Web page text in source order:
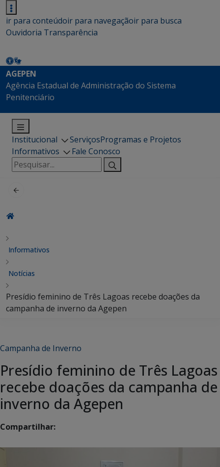
ir para conteúdoir para navegaçãoir para busca
Ouvidoria Transparência
AGEPEN
Agência Estadual de Administração do Sistema
Penitenciário
Institucional ServiçosProgramas e Projetos
Informativos
Fale Conosco
Pesquisar
por:
Informativos
Notícias
Presídio feminino de Três Lagoas recebe doações da
campanha de inverno da Agepen
Campanha de Inverno
Presídio feminino de Três Lagoas
recebe doações da campanha de
inverno da Agepen
Compartilhar: